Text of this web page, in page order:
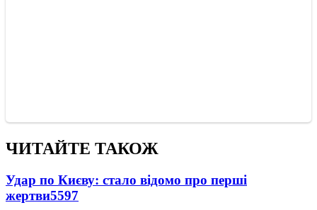
ЧИТАЙТЕ ТАКОЖ
Удар по Києву: стало відомо про перші
жертви5597